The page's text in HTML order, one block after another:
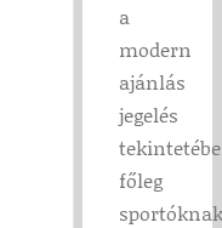
a
modern
ajánlás
jegelés
főleg